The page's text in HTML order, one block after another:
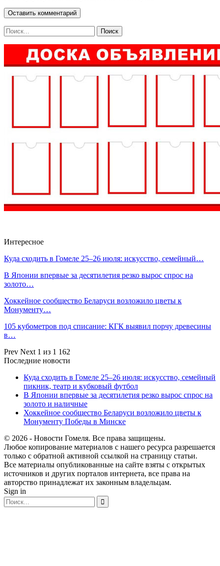
Интересное
Куда сходить в Гомеле 25–26 июля: искусство, семейный…
В Японии впервые за десятилетия резко вырос спрос на
золото…
Хоккейное сообщество Беларуси возложило цветы к
Монументу…
105 кубометров под списание: КГК выявил порчу древесины
в…
Prev Next 1 из 1 162
Последние новости
Куда сходить в Гомеле 25–26 июля: искусство, семейный
пикник, театр и кубковый футбол
В Японии впервые за десятилетия резко вырос спрос на
золото и наличные
Хоккейное сообщество Беларуси возложило цветы к
Монументу Победы в Минске
© 2026 - Новости Гомеля. Все права защищены.
Любое копирование материалов с нашего ресурса разрешается
только с обратной активной ссылкой на страницу статьи.
Все материалы опубликованные на сайте взяты с открытых
источников и других порталов интернета, все права на
авторство принадлежат их законным владельцам.
Sign in